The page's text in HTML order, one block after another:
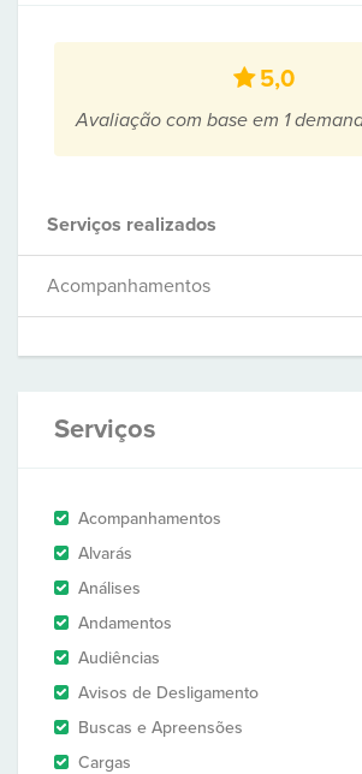
5,0
Avaliação com base em 1
Serviços realizados
Acompanhamentos
Serviços
Acompanhamentos
Alvarás
Análises
Andamentos
Audiências
Avisos de Desligamento
Buscas e Apreensões
Cargas